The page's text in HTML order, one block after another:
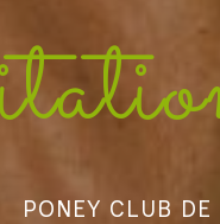
PONEY CLUB DE